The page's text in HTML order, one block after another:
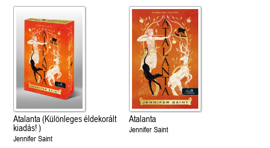
Atalanta (Különleges éldekorált
kiadás! )
Jennifer Saint
Atalanta
Jennifer Saint